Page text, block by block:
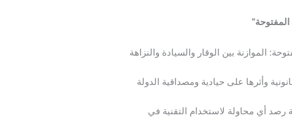
“
الموازنة بين الوقار والسيادة والنزاهة
وأثرها على حيادية ومصداقية الدولة
رصد أي محاولة لاستخدام التقنية في